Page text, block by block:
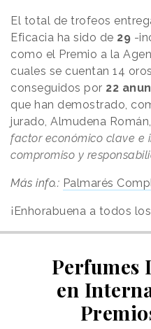
El total de trofeos
Eficacia ha sido de 29 -
como el Premio a la
cuales se cuentan 14
conseguidos por 22
que han demostrado,
jurado, Almudena Román,
factor económico clave e
compromiso y
Más info.: Palmarés
¡Enhorabuena a todos
Perfumes
en